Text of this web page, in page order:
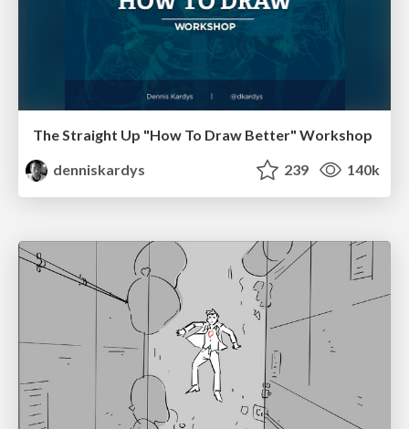
The Straight Up "How To Draw Better" Workshop
denniskardys
239 140k